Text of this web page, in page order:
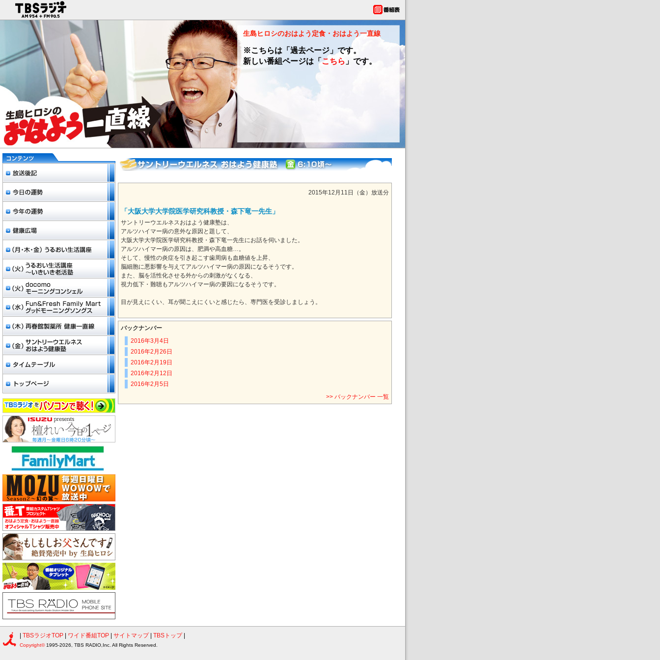
生島ヒロシのおはよう定食・おはよう一直線
※こちらは「過去ページ」です。
新しい番組ページは「こちら 」です。
2015年12月11日（金）放送分
「大阪大学大学院医学研究科教授・森下竜一先生」
サントリーウエルネスおはよう健康塾は、
アルツハイマー病の意外な原因と題して、
大阪大学大学院医学研究科教授・森下竜一先生にお話を伺いました。
アルツハイマー病の原因は、肥満や高血糖…。
そして、慢性の炎症を引き起こす歯周病も血糖値を上昇、
脳細胞に悪影響を与えてアルツハイマー病の原因になるそうです。
また、脳を活性化させる外からの刺激がなくなる、
視力低下・難聴もアルツハイマー病の要因になるそうです。
目が見えにくい、耳が聞こえにくいと感じたら、専門医を受診しましょう。
バックナンバー
2016年3月4日
2016年2月26日
2016年2月19日
2016年2月12日
2016年2月5日
>> バックナンバー 一覧
TBSラジオTOP ワイド番組TOP サイトマップ TBSトップ|
Copyright© 1995-2026, TBS RADIO,Inc. All Rights Reserved.